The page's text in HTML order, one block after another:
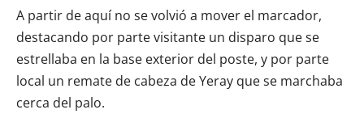
A partir de aquí no se volvió a mover el marcador,
destacando por parte visitante un disparo que se
estrellaba en la base exterior del poste, y por parte
local un remate de cabeza de Yeray que se marchaba
cerca del palo.